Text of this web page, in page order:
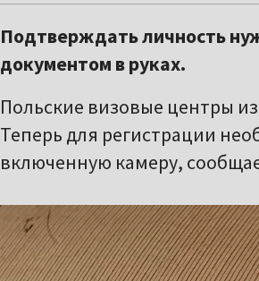
Подтверждать личность
документом в руках.
Польские визовые центры
Теперь для регистрации
включенную камеру,